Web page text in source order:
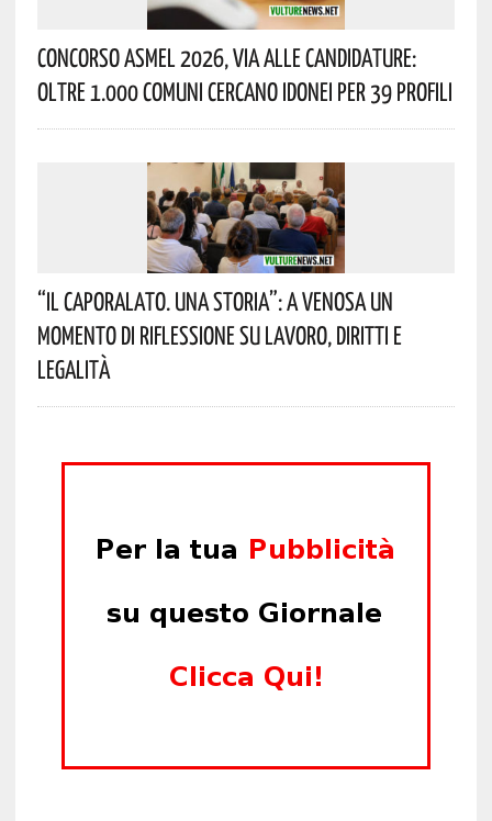
Concorso Asmel 2026, Via Alle Candidature:
Oltre 1.000 Comuni Cercano Idonei Per 39 Profili
“Il Caporalato. Una Storia”: A Venosa Un
Momento Di Riflessione Su Lavoro, Diritti E
Legalità